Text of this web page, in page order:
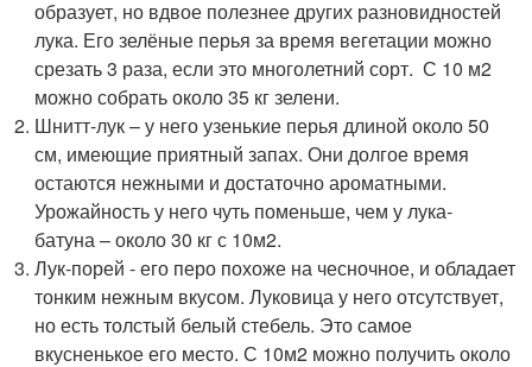
образует, но вдвое полезнее других разновидностей
лука. Его зелёные перья за время вегетации можно
срезать 3 раза, если это многолетний сорт. С 10 м2
можно собрать около 35 кг зелени.
Шнитт-лук – у него узенькие перья длиной около 50
см, имеющие приятный запах. Они долгое время
остаются нежными и достаточно ароматными.
Урожайность у него чуть поменьше, чем у лука-
батуна – около 30 кг с 10м2.
Лук-порей - его перо похоже на чесночное, и обладает
тонким нежным вкусом. Луковица у него отсутствует,
но есть толстый белый стебель. Это самое
вкусненькое его место. С 10м2 можно получить около